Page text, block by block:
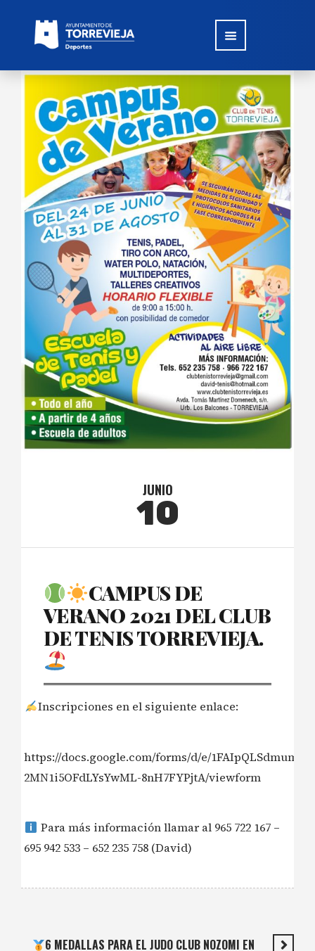
JUNIO
10
CAMPUS DE
VERANO 2021 DEL CLUB
DE TENIS TORREVIEJA.
Inscripciones en el siguiente enlace:
https://docs.google.com/forms/d/e/
2MN1i5OFdLYsYwML-8nH7FYPjtA/viewform
Para más información llamar al 965 722 167 –
695 942 533 – 652 235 758 (David)
6 MEDALLAS PARA EL JUDO CLUB NOZOMI EN